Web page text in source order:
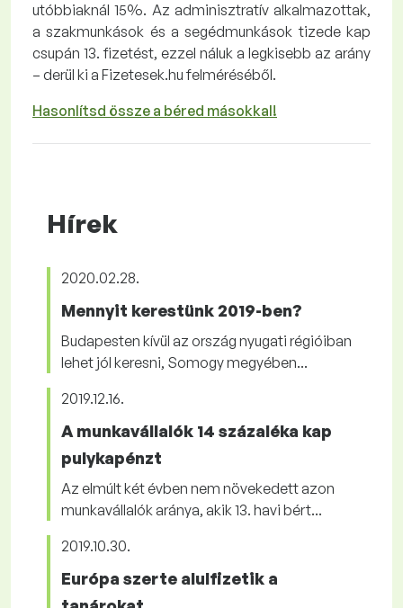
utóbbiaknál 15%. Az adminisztratív alkalmazottak,
a szakmunkások és a segédmunkások tizede kap
csupán 13. fizetést, ezzel náluk a legkisebb az arány
– derül ki a Fizetesek.hu felméréséből.
Hasonlítsd össze a béred másokkal!
Hírek
2020.02.28.
Mennyit kerestünk 2019-ben?
Budapesten kívül az ország nyugati régióiban
lehet jól keresni, Somogy megyében...
2019.12.16.
A munkavállalók 14 százaléka kap
pulykapénzt
Az elmúlt két évben nem növekedett azon
munkavállalók aránya, akik 13. havi bért...
2019.10.30.
Európa szerte alulfizetik a